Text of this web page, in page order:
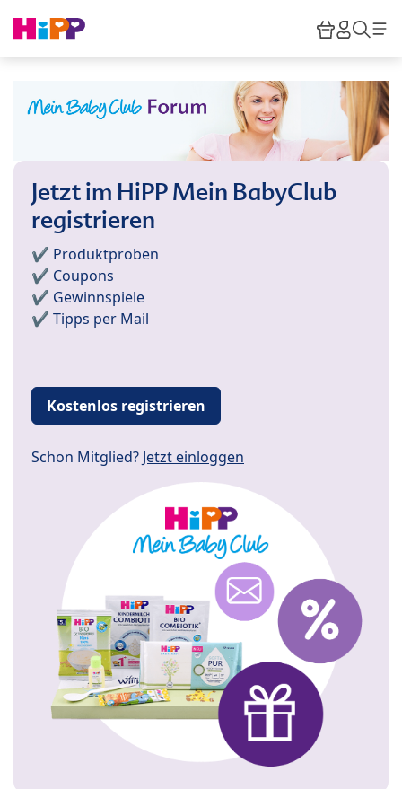
HiPP
Jetzt im HiPP Mein BabyClub
registrieren
✔️ Produktproben
✔️ Coupons
✔️ Gewinnspiele
✔️ Tipps per Mail
Kostenlos registrieren
Schon Mitglied? Jetzt einloggen